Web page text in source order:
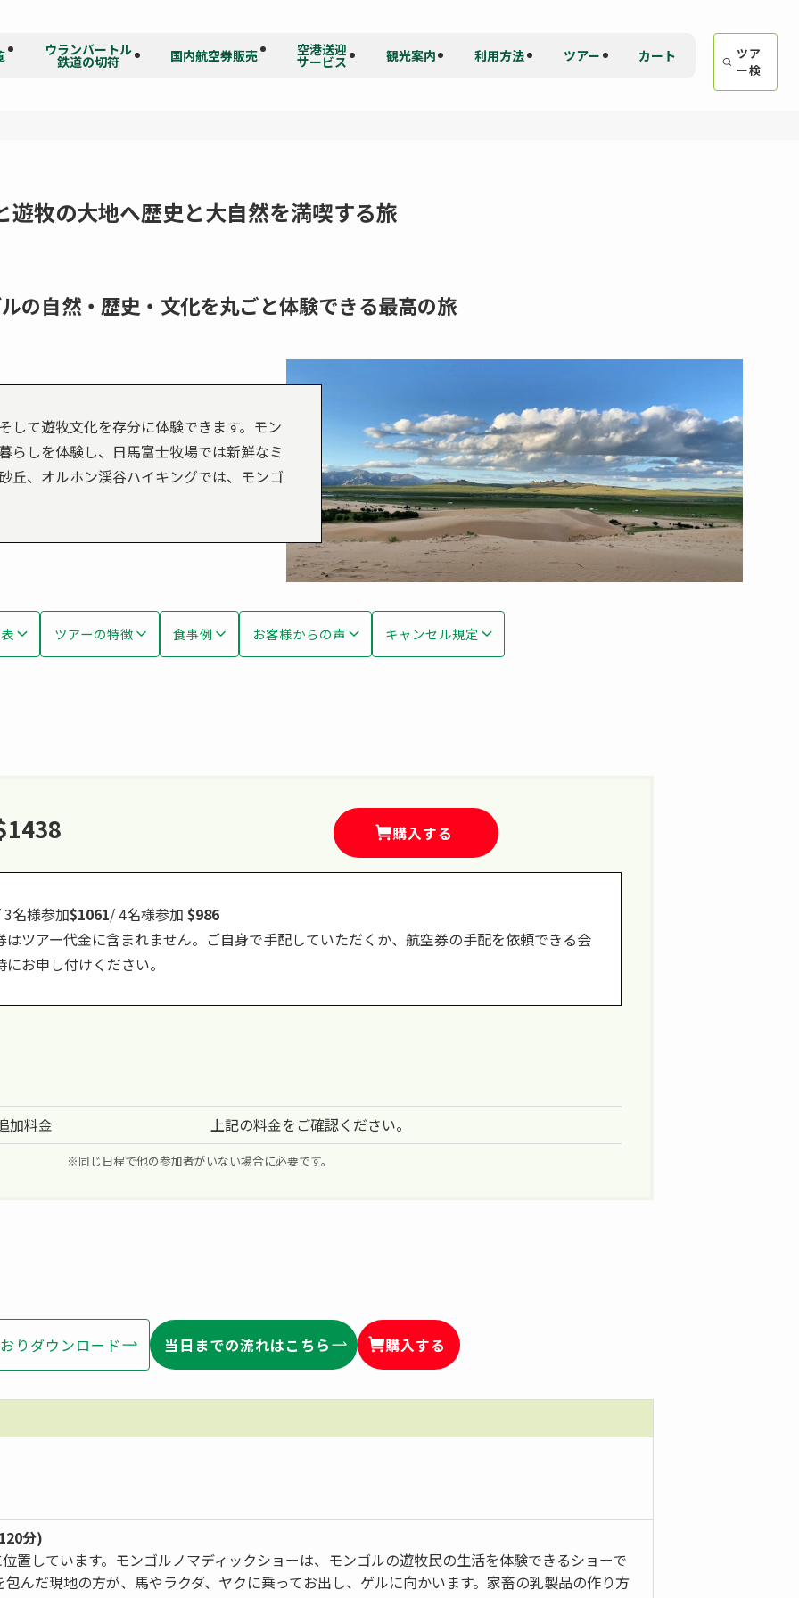
ウランバートル
鉄道の切符 国内航空券販売 空港送迎
サービス 観光案内 利用方法 ツアー カート
ツア
ー検
牧の大地へ歴史と大自然を満喫する旅
の自然・歴史・文化を丸ごと体験できる最高の旅
して遊牧文化を存分に体験できます。モン
らしを体験し、日馬富士牧場では新鮮なミ
丘、オルホン渓谷ハイキングでは、モンゴ
ツアーの特徴 食事例 お客様からの声 キャンセル規定
購入する
名様参加$1061/ 4名様参加 $986
ツアー代金に含まれません。ご自身で手配していただくか、航空券の手配を依頼できる会
お申し付けください。
加料金 上記の料金をご確認ください。
※同じ日程で他の参加者がいない場合に必要です。
りダウンロード 当日までの流れはこちら 購入する
分)
置しています。モンゴルノマディックショーは、モンゴルの遊牧民の生活を体験できるショーで
んだ現地の方が、馬やラクダ、ヤクに乗ってお出し、ゲルに向かいます。家畜の乳製品の作り方